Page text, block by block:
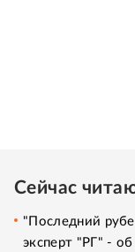
Сейчас
"Последний
эксперт "РГ" -